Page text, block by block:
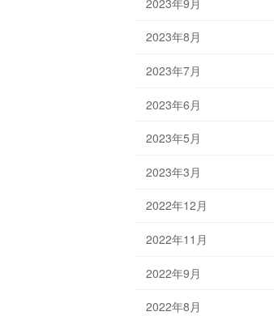
2023年8月
2023年7月
2023年6月
2023年5月
2023年3月
2022年12月
2022年11月
2022年9月
2022年8月